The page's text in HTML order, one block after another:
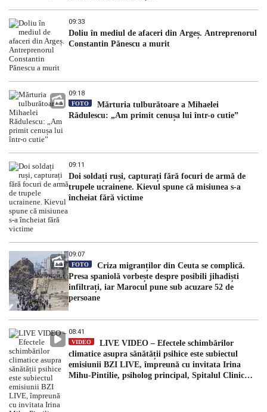
09:33
Doliu în mediul de afaceri din Argeș. Antreprenorul
Constantin Pănescu a murit
09:18
FOTO
Mărturia tulburătoare a Mihaelei
Rădulescu: „Am primit cenușa lui într-o cutie”
09:11
Doi soldați ruși, capturați fără focuri de armă de
trupele ucrainene. Kievul spune că misiunea s-a
încheiat fără victime
09:07
FOTO
Criza migranților din Ceuta se complică.
Presa spaniolă vorbește despre posibili jihadiști
infiltrați, iar Marocul pune sub acuzare 52 de
persoane
08:41
VIDEO
LIVE VIDEO – Efectele schimbărilor
climatice asupra sănătății psihice este subiectul
emisiunii BZI LIVE, împreună cu invitata Irina
Mihu-Pintilie, psiholog principal, Spitalul Clinic